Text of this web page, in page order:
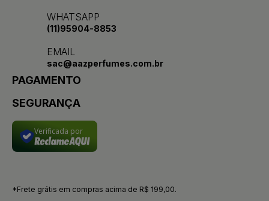
WHATSAPP
(11)95904-8853
EMAIL
sac@aazperfumes.com.br
PAGAMENTO
SEGURANÇA
Verificada por
*Frete grátis em compras acima de R$ 199,00.